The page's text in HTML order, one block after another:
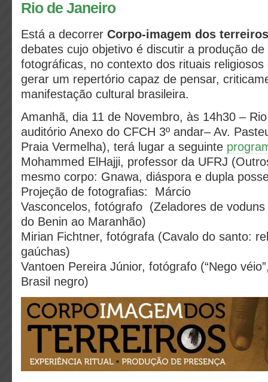
Rio de Janeiro
Está a decorrer Corpo-imagem dos
debates cujo objetivo é discutir a produção de
fotográficas, no contexto dos rituais
gerar um repertório capaz de pensar,
manifestação cultural brasileira.
Amanhã, dia 11 de Novembro, às 14h30 –
auditório Anexo do CFCH 3º andar– Av.
Praia Vermelha), terá lugar a seguinte
Mohammed ElHajji, professor da UFRJ
mesmo corpo: Gnawa, diáspora e dupla
Projeção de fotografias: Márcio
Vasconcelos, fotógrafo (Zeladores de
do Benin ao Maranhão)
Mirian Fichtner, fotógrafa (Cavalo do santo:
gaúchas)
Vantoen Pereira Júnior, fotógrafo (“Nego
Brasil negro)